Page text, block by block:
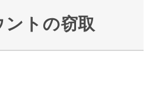
ントの窃取